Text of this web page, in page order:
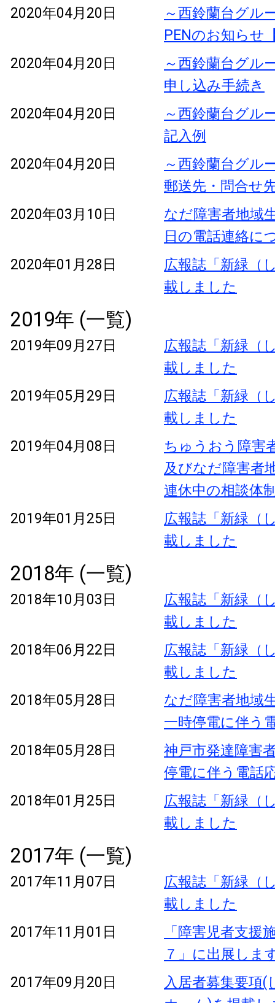
2020年04月20日
～西鈴蘭台グル
PENのお知らせ
2020年04月20日
～西鈴蘭台グル
申し込み手続き
2020年04月20日
～西鈴蘭台グル
記入例
2020年04月20日
～西鈴蘭台グル
郵送先・問合せ
2020年03月10日
なだ障害者地域
日の電話連絡に
2020年01月28日
広報誌「新緑（
載しました
2019年 (一覧)
2019年09月27日
広報誌「新緑（
載しました
2019年05月29日
広報誌「新緑（
載しました
2019年04月08日
ちゅうおう障害
及びなだ障害者
連休中の相談体
2019年01月25日
広報誌「新緑（
載しました
2018年 (一覧)
2018年10月03日
広報誌「新緑（
載しました
2018年06月22日
広報誌「新緑（
載しました
2018年05月28日
なだ障害者地域
一時停電に伴う
2018年05月28日
神戸市発達障害
停電に伴う電話
2018年01月25日
広報誌「新緑（
載しました
2017年 (一覧)
2017年11月07日
広報誌「新緑（
載しました
2017年11月01日
「障害児者支
７」に出展しま
2017年09月20日
入居者募集要項